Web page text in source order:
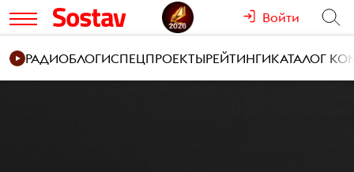
Войти
РАДИОБЛОГИСПЕЦПРОЕКТЫРЕЙТИНГИКАТАЛОГ